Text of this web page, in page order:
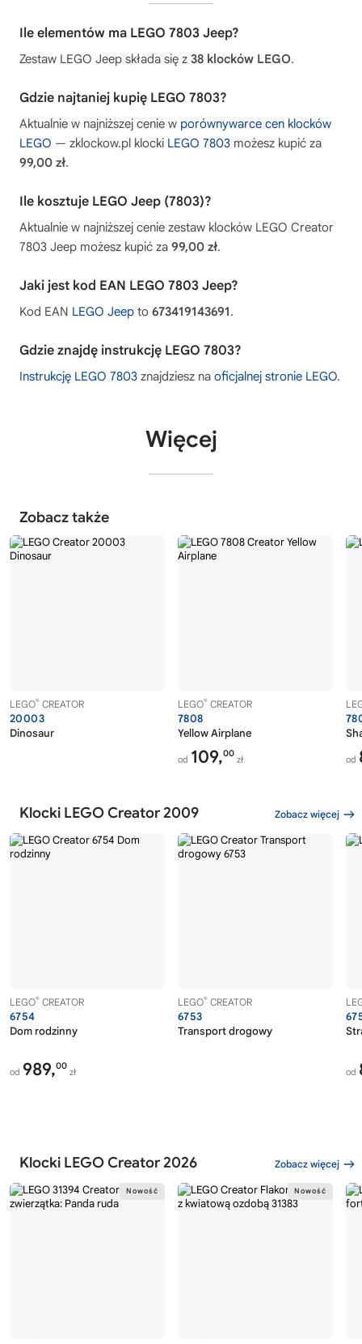
Ile elementów ma LEGO 7803 Jeep?
Zestaw LEGO Jeep składa się z 38 klocków LEGO.
Gdzie najtaniej kupię LEGO 7803?
Aktualnie w najniższej cenie w porównywarce cen klocków
LEGO — zklockow.pl klocki LEGO 7803 możesz kupić za
99,00 zł.
Ile kosztuje LEGO Jeep (7803)?
Aktualnie w najniższej cenie zestaw klocków LEGO Creator
7803 Jeep możesz kupić za 99,00 zł.
Jaki jest kod EAN LEGO 7803 Jeep?
Kod EAN LEGO Jeep to 673419143691.
Gdzie znajdę instrukcję LEGO 7803?
Instrukcję LEGO 7803 znajdziesz na oficjalnej stronie LEGO.
Więcej
Zobacz także
LEGO® CREATOR
20003
Dinosaur
LEGO® CREATOR
7808
Yellow Airplane
od 109,00
zł od
Klocki LEGO Creator 2009 Zobacz więcej
LEGO® CREATOR
6754
Dom rodzinny
od 989,00
zł
LEGO® CREATOR
6753
Transport drogowy
od
Klocki LEGO Creator 2026 Zobacz więcej